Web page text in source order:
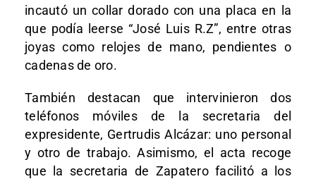
incautó un collar dorado con una placa en la
que podía leerse “José Luis R.Z”, entre otras
joyas como relojes de mano, pendientes o
cadenas de oro.
También destacan que intervinieron dos
teléfonos móviles de la secretaria del
expresidente, Gertrudis Alcázar: uno personal
y otro de trabajo. Asimismo, el acta recoge
que la secretaria de Zapatero facilitó a los